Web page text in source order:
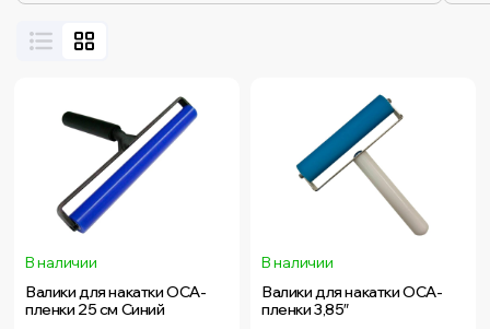
В наличии
Валики для накатки OCA-
пленки 25 см Синий
В наличии
Валики для накатки OCA-
пленки 3,85″